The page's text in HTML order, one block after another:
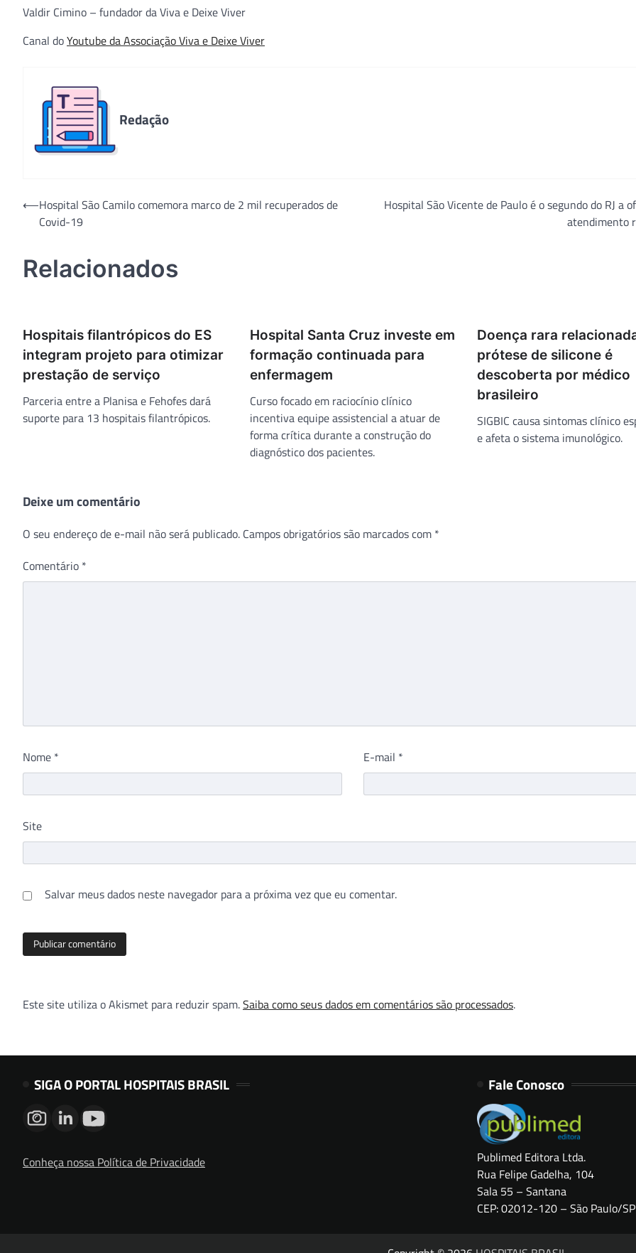
Valdir Cimino – fundador da Viva e Deixe Viver
Canal doYoutube da Associação Viva e Deixe Viver
Redação
Navegação
⟵Hospital São Camilo comemora marco de 2 mil recuperados de
Covid-19
Hospital São Vicente de Paulo é o segundo do RJ a
atendimento
Relacionados
Hospitais filantrópicos do ES
integram projeto para otimizar
prestação de serviço
Parceria entre a Planisa e Fehofes dará
suporte para 13 hospitais filantrópicos.
Hospital Santa Cruz investe em
formação continuada para
enfermagem
Curso focado em raciocínio clínico
incentiva equipe assistencial a atuar de
forma crítica durante a construção do
diagnóstico dos pacientes.
Doença rara
prótese de silicone é
descoberta por médico
brasileiro
SIGBIC causa sintomas clínico
e afeta o sistema imunológico.
Deixe um comentário
O seu endereço de e-mail não será publicado. Campos obrigatórios são marcados com *
Comentário *
Nome * E-mail *
Site
Salvar meus dados neste navegador para a próxima vez que eu comentar.
Este site utiliza o Akismet para reduzir spam.Saiba como seus dados em comentários são processados.
SIGA O PORTAL HOSPITAIS BRASIL
Conheça nossa Política de Privacidade
Fale Conosco
Publimed Editora Ltda.
Rua Felipe Gadelha, 104
Sala 55 – Santana
CEP: 02012-120 – São Paulo/SP